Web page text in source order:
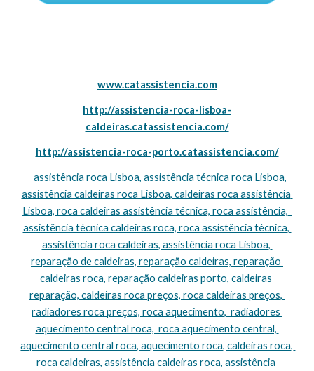
www.catassistencia.com
http://assistencia-roca-lisboa-
caldeiras.catassistencia.com/
http://assistencia-roca-porto.catassistencia.com/
assistência caldeiras roca Lisboa, caldeiras roca assistência
Lisboa, roca caldeiras assistência técnica, roca assistência,
assistência técnica caldeiras roca, roca assistência técnica,
assistência roca caldeiras, assistência roca Lisboa,
reparação de caldeiras, reparação caldeiras, reparação
caldeiras roca, reparação caldeiras porto, caldeiras
reparação, caldeiras roca preços, roca caldeiras preços,
radiadores roca preços, roca aquecimento,  radiadores
aquecimento central roca,  roca aquecimento central,
aquecimento central roca, aquecimento roca, caldeiras roca,
roca caldeiras, assistência caldeiras roca, assistência